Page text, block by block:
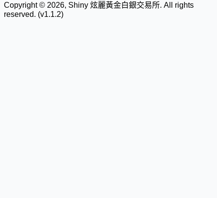
Copyright © 2026, Shiny 炫麗黃金白銀交易所. All rights
reserved. (v1.1.2)